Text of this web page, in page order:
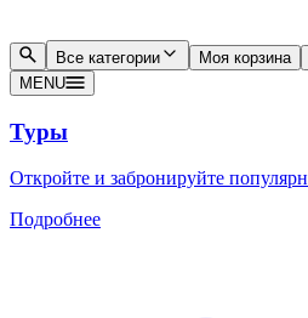
Все категории Моя корзина
MENU
Туры
Откройте и забронируйте
Подробнее